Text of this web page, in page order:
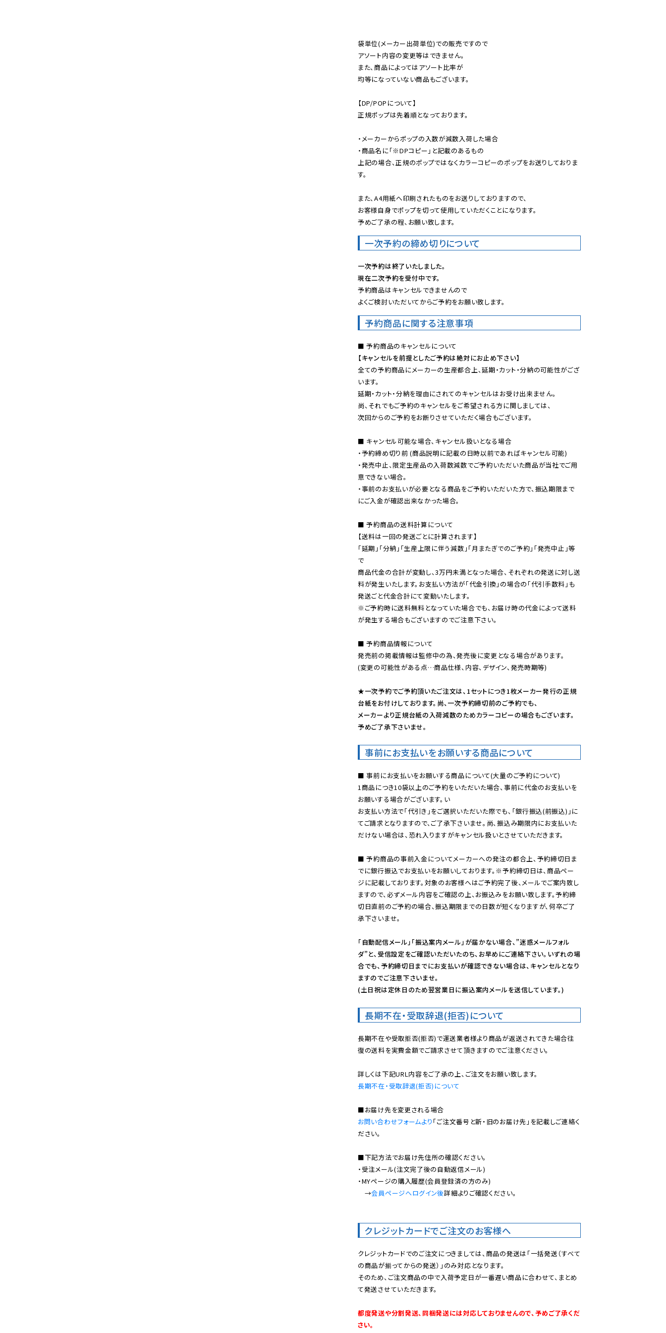
袋単位(メーカー出荷単位)での販売ですので
アソート内容の変更等はできません。
また、商品によってはアソート比率が
均等になっていない商品もございます。
【DP/POPについて】
正規ポップは先着順となっております。
・メーカーからポップの入数が減数入荷した場合
・商品名に「※DPコピー」と記載のあるもの
上記の場合、正規のポップではなくカラーコピーのポップをお送りしておりま
す。
また、A4用紙へ印刷されたものをお送りしておりますので、
お客様自身でポップを切って使用していただくことになります。
予めご了承の程、お願い致します。
一次予約の締め切りについて
一次予約は終了いたしました。
現在二次予約を受付中です。
予約商品はキャンセルできませんので
よくご検討いただいてからご予約をお願い致します。
予約商品に関する注意事項
【キャンセルを前提としたご予約は絶対にお止め下さい】
全ての予約商品にメーカーの生産都合上、延期・カット・分納の可能性がござ
います。
延期・カット・分納を理由にされてのキャンセルはお受け出来ません。
尚、それでもご予約のキャンセルをご希望される方に関しましては、
次回からのご予約をお断りさせていただく場合もございます。
■ キャンセル可能な場合、キャンセル扱いとなる場合
・予約締め切り前 (商品説明に記載の日時以前であればキャンセル可能)
・発売中止、限定生産品の入荷数減数でご予約いただいた商品が当社でご用
意できない場合。
・事前のお支払いが必要となる商品をご予約いただいた方で、振込期限まで
にご入金が確認出来なかった場合。
■ 予約商品の送料計算について
【送料は一回の発送ごとに計算されます】
「延期」「分納」「生産上限に伴う減数」「月またぎでのご予約」「発売中止」等
で
商品代金の合計が変動し、3万円未満となった場合、それぞれの発送に対し送
料が発生いたします。お支払い方法が「代金引換」の場合の「代引手数料」も
※ご予約時に送料無料となっていた場合でも、お届け時の代金によって送料
が発生する場合もございますのでご注意下さい。
■ 予約商品情報について
発売前の掲載情報は監修中の為、発売後に変更となる場合があります。
(変更の可能性がある点…商品仕様、内容、デザイン、発売時期等)
★一次予約でご予約頂いたご注文は、1セットにつき1枚メーカー発行の正規
台紙をお付けしております。尚、一次予約締切前のご予約でも、
メーカーより正規台紙の入荷減数のためカラーコピーの場合もございます。
予めご了承下さいませ。
事前にお支払いをお願いする商品について
■ 事前にお支払いをお願いする商品について(大量のご予約について)
1商品につき10袋以上のご予約をいただいた場合、事前に代金のお支払いを
お願いする場合がございます。い
お支払い方法で「代引き」をご選択いただいた際でも、「銀行振込(前振込)」に
てご請求となりますので、ご了承下さいませ。尚、振込み期限内にお支払いた
だけない場合は、恐れ入りますがキャンセル扱いとさせていただきます。
■ 予約商品の事前入金についてメーカーへの発注の都合上、予約締切日ま
でに銀行振込でお支払いをお願いしております。※予約締切日は、商品ペー
ジに記載しております。対象のお客様へはご予約完了後、メールでご案内致し
ますので、必ずメール内容をご確認の上、お振込みをお願い致します。予約締
切日直前のご予約の場合、振込期限までの日数が短くなりますが、何卒ご了
承下さいませ。
「自動配信メール」「振込案内メール」が届かない場合、”迷惑メールフォル
ダ”と、受信設定をご確認いただいたのち、お早めにご連絡下さい。いずれの場
合でも、予約締切日までにお支払いが確認できない場合は、キャンセルとなり
ますのでご注意下さいませ。
(土日祝は定休日のため翌営業日に振込案内メールを送信しています。)
長期不在・受取辞退(拒否)について
長期不在や受取拒否(拒否)で運送業者様より商品が返送されてきた場合往
復の送料を実費金額でご請求させて頂きますのでご注意ください。
長期不在・受取辞退(拒否)について
お問い合わせフォームより 「ご注文番号と新・旧のお届け先」を記載しご連絡く
ださい。
■下記方法でお届け先住所の確認ください。
・受注メール(注文完了後の自動返信メール)
・MYページの購入履歴(会員登録済の方のみ)
→会員ページへログイン後詳細よりご確認ください。
クレジットカードでご注文のお客様へ
クレジットカードでのご注文につきましては、商品の発送は「一括発送（すべて
の商品が揃ってからの発送）」のみ対応となります。
そのため、ご注文商品の中で入荷予定日が一番遅い商品に合わせて、まとめ
て発送させていただきます。
都度発送や分割発送、同梱発送には対応しておりませんので、予めご了承くだ
さい。